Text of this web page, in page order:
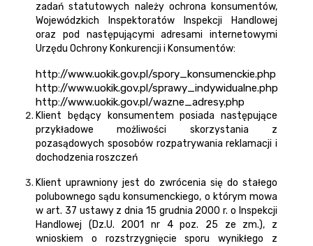
zadań statutowych należy ochrona konsumentów,
Wojewódzkich Inspektoratów Inspekcji Handlowej
oraz pod następującymi adresami internetowymi
Urzędu Ochrony Konkurencji i Konsumentów:
http://www.uokik.gov.pl/spory_konsumenckie.php
http://www.uokik.gov.pl/sprawy_indywidualne.php
http://www.uokik.gov.pl/wazne_adresy.php
Klient będący konsumentem posiada następujące
przykładowe możliwości skorzystania z
pozasądowych sposobów rozpatrywania reklamacji i
dochodzenia roszczeń
Klient uprawniony jest do zwrócenia się do stałego
polubownego sądu konsumenckiego, o którym mowa
w art. 37 ustawy z dnia 15 grudnia 2000 r. o Inspekcji
Handlowej (Dz.U. 2001 nr 4 poz. 25 ze zm.), z
wnioskiem o rozstrzygnięcie sporu wynikłego z